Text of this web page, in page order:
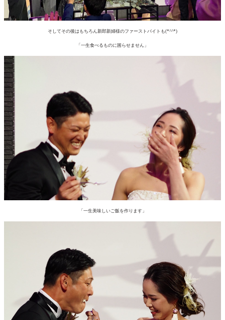
そしてその後はもちろん新郎新婦様のファーストバイトも(*^^*)
「一生食べるものに困らせません」
「一生美味しいご飯を作ります」